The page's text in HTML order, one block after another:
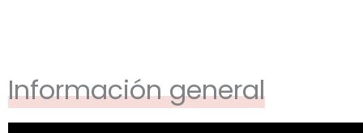
Información general